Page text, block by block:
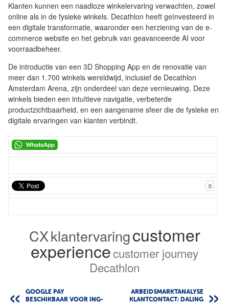
Klanten kunnen een naadloze winkelervaring verwachten, zowel
online als in de fysieke winkels. Decathlon heeft geïnvesteerd in
een digitale transformatie, waaronder een herziening van de e-
commerce website en het gebruik van geavanceerde AI voor
voorraadbeheer.
De introductie van een 3D Shopping App en de renovatie van
meer dan 1.700 winkels wereldwijd, inclusief de Decathlon
Amsterdam Arena, zijn onderdeel van deze vernieuwing. Deze
winkels bieden een intuïtieve navigatie, verbeterde
productzichtbaarheid, en een aangename sfeer die de fysieke en
digitale ervaringen van klanten verbindt.
0
CXklantervaringcustomer
experiencecustomer journey
Decathlon
GOOGLE PAY
BESCHIKBAAR VOOR ING-
ARBEIDSMARKTANALYSE
KLANTCONTACT: DALING